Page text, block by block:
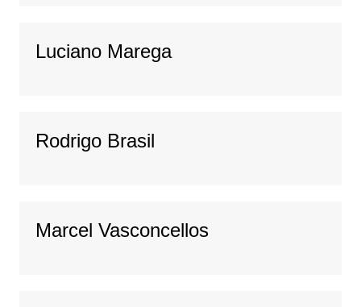
Luciano Marega
Rodrigo Brasil
Marcel Vasconcellos